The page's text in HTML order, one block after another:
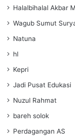
Halalbihalal Akbar
Wagub Sumut
Natuna
hl
Kepri
Jadi Pusat Edukasi
Nuzul Rahmat
bareh solok
Perdagangan AS